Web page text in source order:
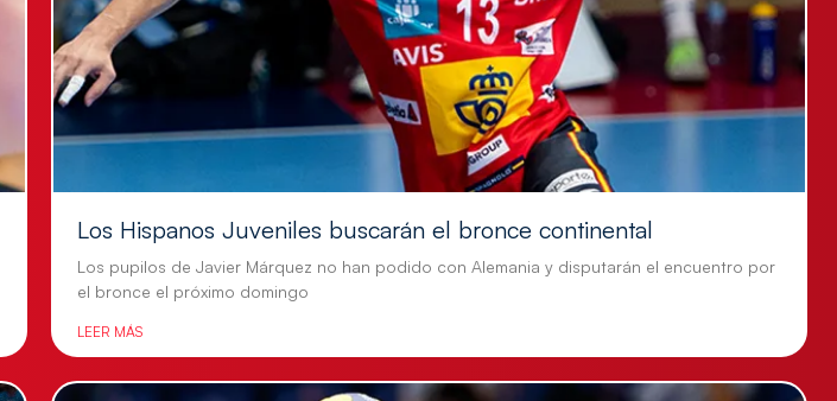
Los Hispanos Juveniles buscarán el bronce continental
Los pupilos de Javier Márquez no han podido con Alemania y disputarán el encuentro por
el bronce el próximo domingo
LEER MÁS